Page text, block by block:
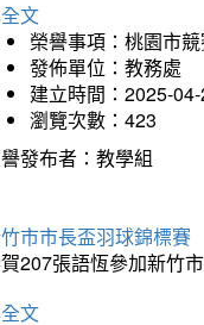
文
榮譽事項：桃園市
發佈單位：教務處
建立時間：2025-
瀏覽次數：423
發布者：教學組
市市長盃羽球錦標賽
207張語恆參加新竹
文